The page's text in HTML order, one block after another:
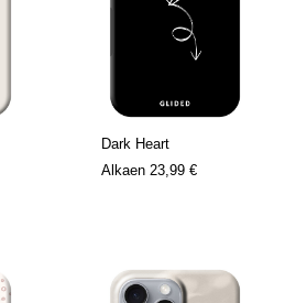
Dark Heart
Alkaen 23,99 €